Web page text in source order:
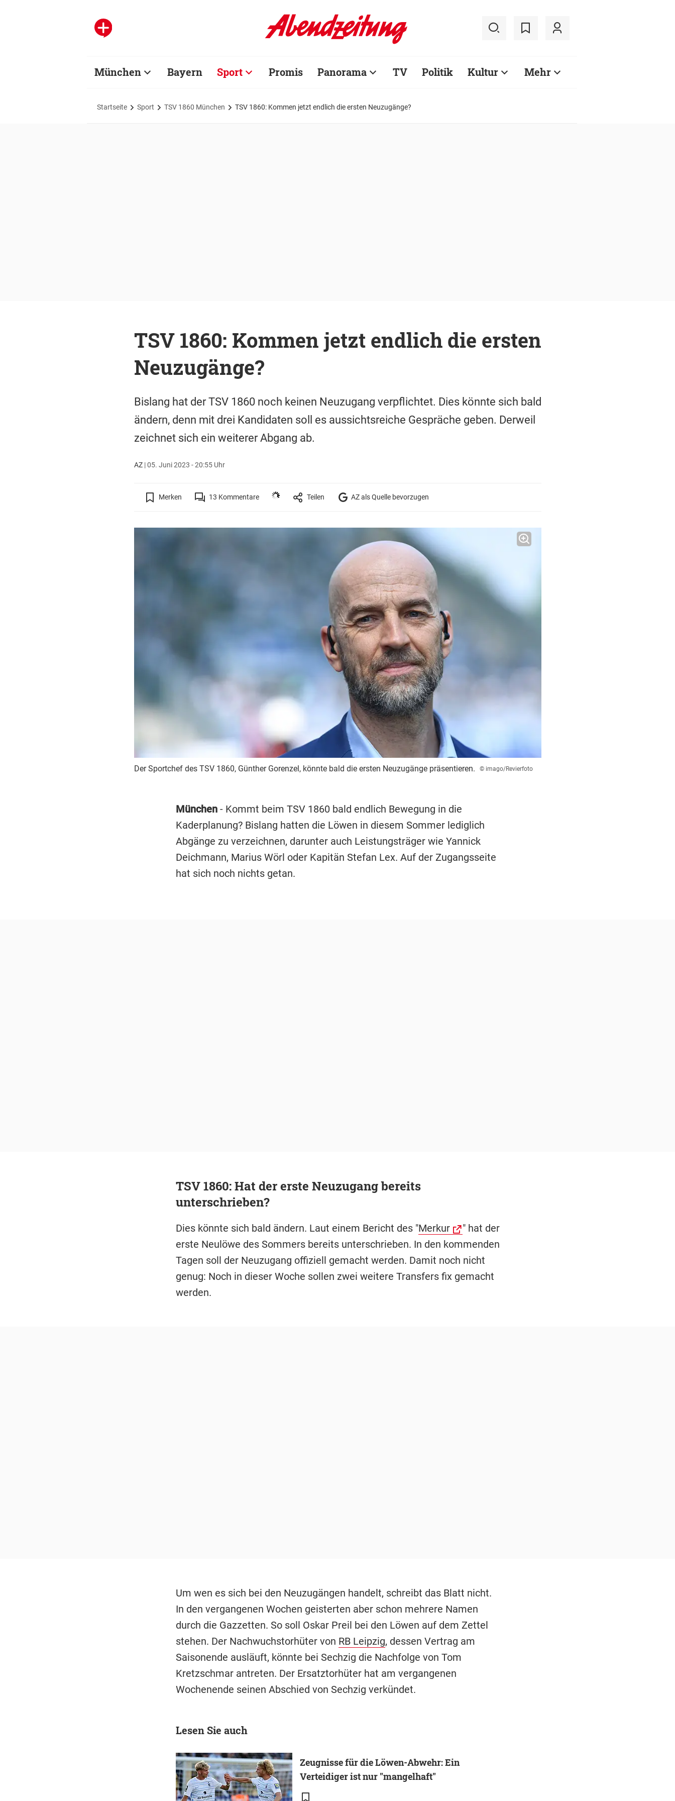
München Bayern Sport Promis Panorama TV Politik Kultur Mehr
Startseite Sport TSV 1860 München TSV 1860: Kommen jetzt endlich die ersten Neuzugänge?
TSV 1860: Kommen jetzt endlich die ersten
Neuzugänge?
Bislang hat der TSV 1860 noch keinen Neuzugang verpflichtet. Dies könnte sich bald
ändern, denn mit drei Kandidaten soll es aussichtsreiche Gespräche geben. Derweil
zeichnet sich ein weiterer Abgang ab.
AZ|05. Juni 2023 - 20:55 Uhr
Merken 13 Kommentare Teilen AZ als Quelle bevorzugen
Der Sportchef des TSV 1860, Günther Gorenzel, könnte bald die ersten Neuzugänge präsentieren. © imago/Revierfoto
München- Kommt beim TSV 1860 bald endlich Bewegung in die
Kaderplanung? Bislang hatten die Löwen in diesem Sommer lediglich
Abgänge zu verzeichnen, darunter auch Leistungsträger wie Yannick
Deichmann, Marius Wörl oder Kapitän Stefan Lex. Auf der Zugangsseite
hat sich noch nichts getan.
TSV 1860: Hat der erste Neuzugang bereits
unterschrieben?
Dies könnte sich bald ändern. Laut einem Bericht des "Merkur
" hat der
erste Neulöwe des Sommers bereits unterschrieben. In den kommenden
Tagen soll der Neuzugang offiziell gemacht werden. Damit noch nicht
genug: Noch in dieser Woche sollen zwei weitere Transfers fix gemacht
werden.
Um wen es sich bei den Neuzugängen handelt, schreibt das Blatt nicht.
In den vergangenen Wochen geisterten aber schon mehrere Namen
durch die Gazzetten. So soll Oskar Preil bei den Löwen auf dem Zettel
stehen. Der Nachwuchstorhüter von RB Leipzig, dessen Vertrag am
Saisonende ausläuft, könnte bei Sechzig die Nachfolge von Tom
Kretzschmar antreten. Der Ersatztorhüter hat am vergangenen
Wochenende seinen Abschied von Sechzig verkündet.
Lesen Sie auch
Zeugnisse für die Löwen-Abwehr: Ein
Verteidiger ist nur "mangelhaft"